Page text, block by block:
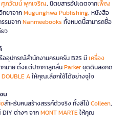
ศุภวัฒน์ พุกเจริญ, นิตยสารอัปเดตจากเพ็ญ
ยาจากMugunghwa Publishing, หนังสือ
รมจากNanmeebooks ทั้งหมดนี้สามารถซื้อ
ว
ออุปกรณ์สำนักงานครบครัน B2S มีเครื่อง
กมาย ตั้งแต่ปากกาลูกลื่นParkerชุดดินสอกด
DOUBLE Aให้คุณเลือกใช้ได้อย่างจุใจ
บ
สำหรับคนสร้างสรรค์ตัวจริง ทั้งสีไม้Colleen,
ต่างๆ จากMONT MARTEให้คุณ